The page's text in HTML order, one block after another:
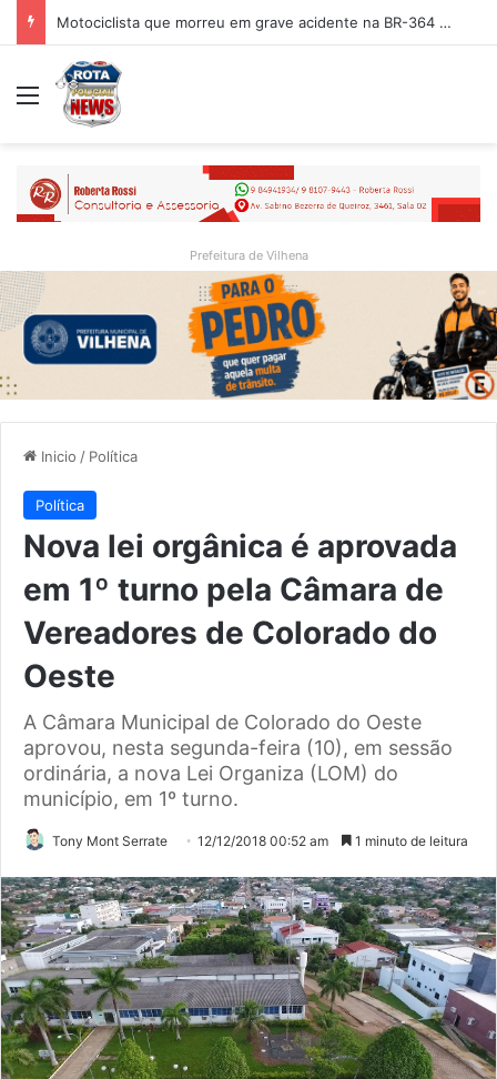
Mesmo sob medida protetiva, homem é preso após invadir residência da mãe em Vilhena
Menu
Prefeitura de Vilhena
Inicio / Política
Política
Nova lei orgânica é aprovada
em 1º turno pela Câmara de
Vereadores de Colorado do
Oeste
A Câmara Municipal de Colorado do Oeste
aprovou, nesta segunda-feira (10), em sessão
ordinária, a nova Lei Organiza (LOM) do
município, em 1º turno.
Tony Mont Serrate 12/12/2018 00:52 am 1 minuto de leitura